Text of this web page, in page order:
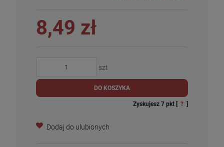
8,49 zł
szt
DO KOSZYKA
Zyskujesz 7 pkt [ ? ]
Dodaj do ulubionych